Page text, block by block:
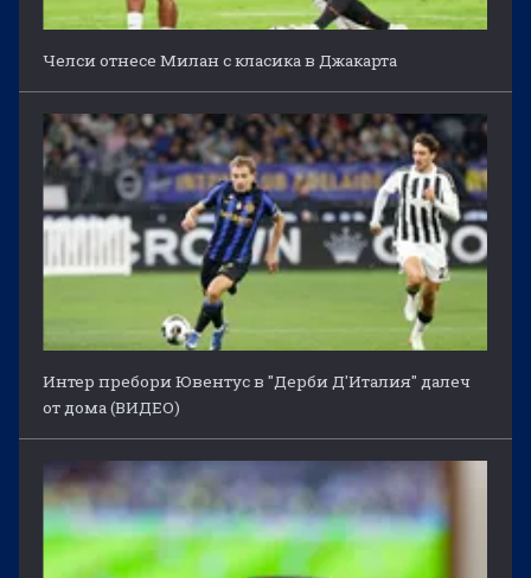
Челси отнесе Милан с класика в Джакарта
Интер пребори Ювентус в "Дерби Д'Италия" далеч
от дома (ВИДЕО)